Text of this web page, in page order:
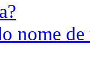
nome